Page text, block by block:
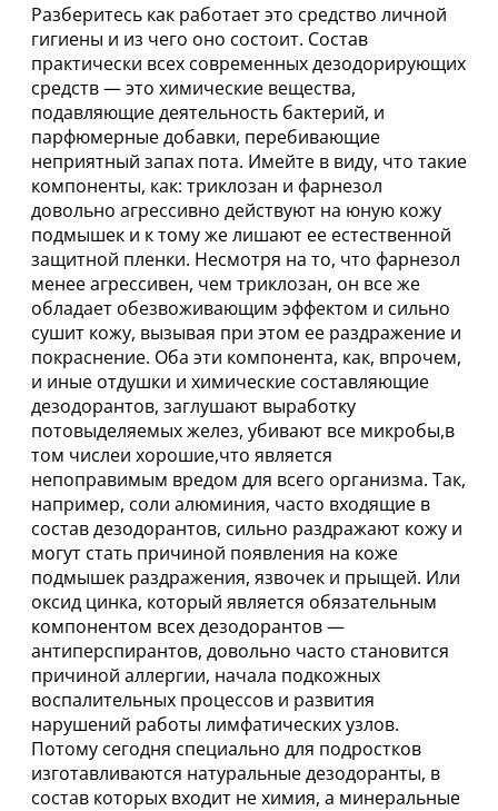
Разберитесь как работает это средство личной
гигиены и из чего оно состоит. Состав
практически всех современных дезодорирующих
средств — это химические вещества,
подавляющие деятельность бактерий, и
парфюмерные добавки, перебивающие
неприятный запах пота. Имейте в виду, что такие
компоненты, как: триклозан и фарнезол
довольно агрессивно действуют на юную кожу
подмышек и к тому же лишают ее естественной
защитной пленки. Несмотря на то, что фарнезол
менее агрессивен, чем триклозан, он все же
обладает обезвоживающим эффектом и сильно
сушит кожу, вызывая при этом ее раздражение и
покраснение. Оба эти компонента, как, впрочем,
и иные отдушки и химические составляющие
дезодорантов, заглушают выработку
потовыделяемых желез, убивают все микробы,в
том числеи хорошие,что является
непоправимым вредом для всего организма. Так,
например, соли алюминия, часто входящие в
состав дезодорантов, сильно раздражают кожу и
могут стать причиной появления на коже
подмышек раздражения, язвочек и прыщей. Или
оксид цинка, который является обязательным
компонентом всех дезодорантов —
антиперспирантов, довольно часто становится
причиной аллергии, начала подкожных
воспалительных процессов и развития
нарушений работы лимфатических узлов.
Потому сегодня специально для подростков
изготавливаются натуральные дезодоранты, в
состав которых входит не химия, а минеральные